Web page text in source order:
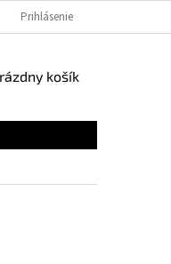
VEĽKOSTNÉ TABUĽKY
Prihlásenie
košík